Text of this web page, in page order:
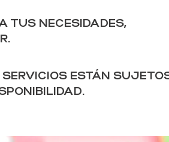
TUS NECESIDADES,
ESTÁN